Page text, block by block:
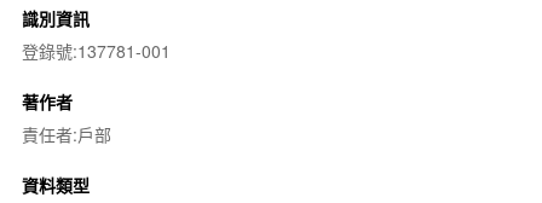
識別資訊
登錄號:137781-001
著作者
責任者:戶部
資料類型